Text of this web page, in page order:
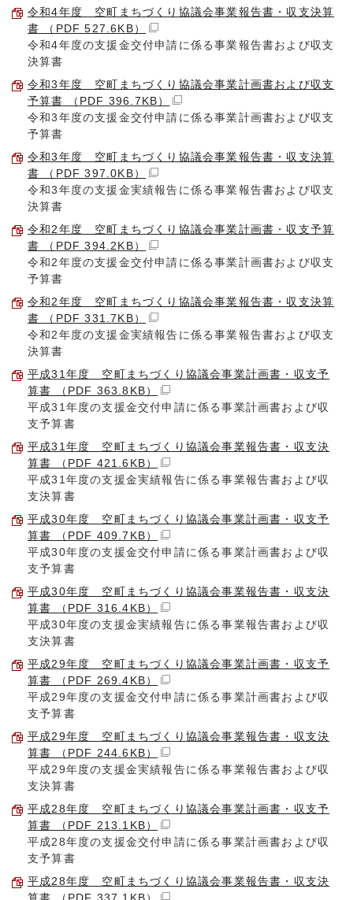
令和4年度 空町まちづくり協議会事業報告書・収支決算
書 （PDF 527.6KB）
令和4年度の支援金交付申請に係る事業報告書および収支
決算書
令和3年度 空町まちづくり協議会事業計画書および収支
予算書 （PDF 396.7KB）
令和3年度の支援金交付申請に係る事業計画書および収支
予算書
令和3年度 空町まちづくり協議会事業報告書・収支決算
書 （PDF 397.0KB）
令和3年度の支援金実績報告に係る事業報告書および収支
決算書
令和2年度 空町まちづくり協議会事業計画書・収支予算
書 （PDF 394.2KB）
令和2年度の支援金交付申請に係る事業計画書および収支
予算書
令和2年度 空町まちづくり協議会事業報告書・収支決算
書 （PDF 331.7KB）
令和2年度の支援金実績報告に係る事業報告書および収支
決算書
平成31年度 空町まちづくり協議会事業計画書・収支予
算書 （PDF 363.8KB）
平成31年度の支援金交付申請に係る事業計画書および収
支予算書
平成31年度 空町まちづくり協議会事業報告書・収支決
算書 （PDF 421.6KB）
平成31年度の支援金実績報告に係る事業報告書および収
支決算書
平成30年度 空町まちづくり協議会事業計画書・収支予
算書 （PDF 409.7KB）
平成30年度の支援金交付申請に係る事業計画書および収
支予算書
平成30年度 空町まちづくり協議会事業報告書・収支決
算書 （PDF 316.4KB）
平成30年度の支援金実績報告に係る事業報告書および収
支決算書
平成29年度 空町まちづくり協議会事業計画書・収支予
算書 （PDF 269.4KB）
平成29年度の支援金交付申請に係る事業計画書および収
支予算書
平成29年度 空町まちづくり協議会事業報告書・収支決
算書 （PDF 244.6KB）
平成29年度の支援金実績報告に係る事業報告書および収
支決算書
平成28年度 空町まちづくり協議会事業計画書・収支予
算書 （PDF 213.1KB）
平成28年度の支援金交付申請に係る事業計画書および収
支予算書
平成28年度 空町まちづくり協議会事業報告書・収支決